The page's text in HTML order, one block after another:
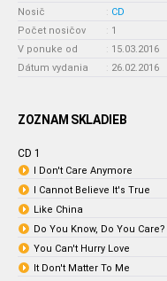
Nosič
: CD
Počet nosičov
: 1
V ponuke od
: 15.03.2016
Dátum vydania
: 26.02.2016
ZOZNAM SKLADIEB
CD 1
I Don't Care Anymore
I Cannot Believe It's True
Like China
Do You Know, Do You Care?
You Can't Hurry Love
It Don't Matter To Me